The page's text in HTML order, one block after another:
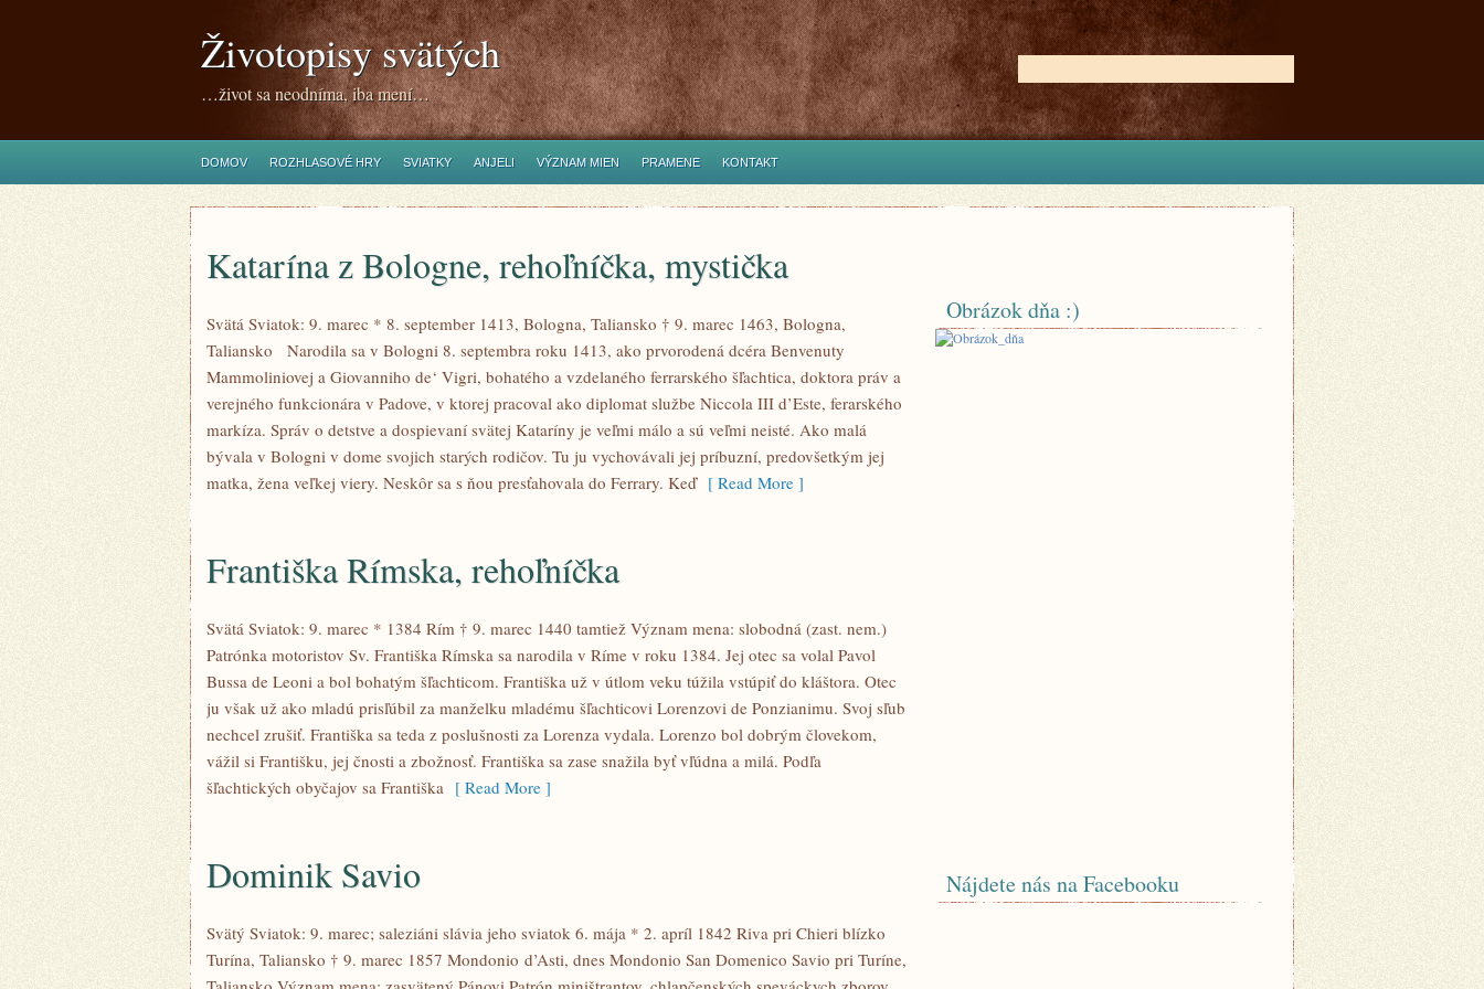
Životopisy svätých
…život sa neodníma, iba mení…
DOMOV ROZHLASOVÉ HRY SVIATKY ANJELI VÝZNAM MIEN PRAMENE KONTAKT
Katarína z Bologne, rehoľníčka, mystička
Svätá Sviatok: 9. marec * 8. september 1413, Bologna, Taliansko † 9. marec 1463, Bologna,
Taliansko Narodila sa v Bologni 8. septembra roku 1413, ako prvorodená dcéra Benvenuty
Mammoliniovej a Giovanniho de‘ Vigri, bohatého a vzdelaného ferrarského šľachtica, doktora práv a
verejného funkcionára v Padove, v ktorej pracoval ako diplomat službe Niccola III d’Este, ferarského
markíza. Správ o detstve a dospievaní svätej Kataríny je veľmi málo a sú veľmi neisté. Ako malá
bývala v Bologni v dome svojich starých rodičov. Tu ju vychovávali jej príbuzní, predovšetkým jej
matka, žena veľkej viery. Neskôr sa s ňou presťahovala do Ferrary. Keď[ Read More ]
Františka Rímska, rehoľníčka
Svätá Sviatok: 9. marec * 1384 Rím † 9. marec 1440 tamtiež Význam mena: slobodná (zast. nem.)
Patrónka motoristov Sv. Františka Rímska sa narodila v Ríme v roku 1384. Jej otec sa volal Pavol
Bussa de Leoni a bol bohatým šľachticom. Františka už v útlom veku túžila vstúpiť do kláštora. Otec
ju však už ako mladú prisľúbil za manželku mladému šľachticovi Lorenzovi de Ponzianimu. Svoj sľub
nechcel zrušiť. Františka sa teda z poslušnosti za Lorenza vydala. Lorenzo bol dobrým človekom,
vážil si Františku, jej čnosti a zbožnosť. Františka sa zase snažila byť vľúdna a milá. Podľa
šľachtických obyčajov sa Františka [ Read More ]
Dominik Savio
Svätý Sviatok: 9. marec; saleziáni slávia jeho sviatok 6. mája * 2. apríl 1842 Riva pri Chieri blízko
Turína, Taliansko † 9. marec 1857 Mondonio d’Asti, dnes Mondonio San Domenico Savio pri Turíne,
Obrázok dňa :)
Nájdete nás na Facebooku